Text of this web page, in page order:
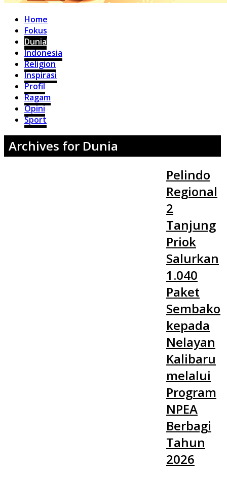
Home
Fokus
Dunia
Indonesia
Religion
Inspirasi
Profil
Ragam
Opini
Sport
Archives for Dunia
Pelindo
Regional
2
Tanjung
Priok
Salurkan
1.040
Paket
Sembako
kepada
Nelayan
Kalibaru
melalui
Program
NPEA
Berbagi
Tahun
2026